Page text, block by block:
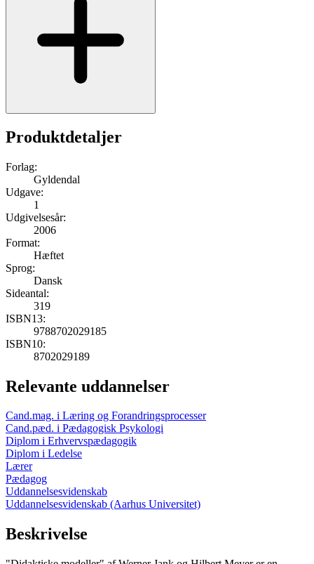
Produktdetaljer
Forlag:
Gyldendal
Udgave:
1
Udgivelsesår:
2006
Format:
Hæftet
Sprog:
Dansk
Sideantal:
319
ISBN13:
9788702029185
ISBN10:
8702029189
Relevante uddannelser
Cand.mag. i Læring og Forandringsprocesser
Cand.pæd. i Pædagogisk Psykologi
Diplom i Erhvervspædagogik
Diplom i Ledelse
Lærer
Pædagog
Uddannelsesvidenskab
Uddannelsesvidenskab (Aarhus Universitet)
Beskrivelse